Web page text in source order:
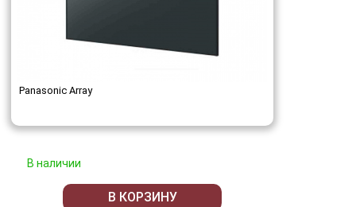
Panasonic Array
В наличии
В КОРЗИНУ